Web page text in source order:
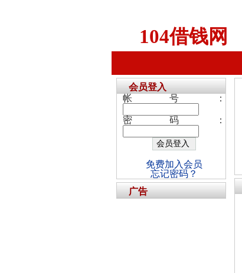
104借钱网
会员登入
帐号：
密码：
免费加入会员
忘记密码？
广告